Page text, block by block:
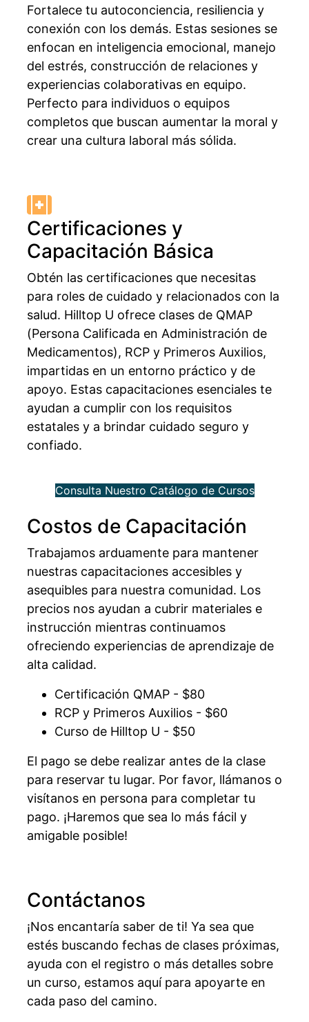
Fortalece tu autoconciencia, resiliencia y
conexión con los demás. Estas sesiones se
enfocan en inteligencia emocional, manejo
del estrés, construcción de relaciones y
experiencias colaborativas en equipo.
Perfecto para individuos o equipos
completos que buscan aumentar la moral y
crear una cultura laboral más sólida.
Certificaciones y
Capacitación Básica
Obtén las certificaciones que necesitas
para roles de cuidado y relacionados con la
salud. Hilltop U ofrece clases de QMAP
(Persona Calificada en Administración de
Medicamentos), RCP y Primeros Auxilios,
impartidas en un entorno práctico y de
apoyo. Estas capacitaciones esenciales te
ayudan a cumplir con los requisitos
estatales y a brindar cuidado seguro y
confiado.
Consulta Nuestro Catálogo de Cursos
Costos de Capacitación
Trabajamos arduamente para mantener
nuestras capacitaciones accesibles y
asequibles para nuestra comunidad. Los
precios nos ayudan a cubrir materiales e
instrucción mientras continuamos
ofreciendo experiencias de aprendizaje de
alta calidad.
Certificación QMAP - $80
RCP y Primeros Auxilios - $60
Curso de Hilltop U - $50
El pago se debe realizar antes de la clase
para reservar tu lugar. Por favor, llámanos o
visítanos en persona para completar tu
pago. ¡Haremos que sea lo más fácil y
amigable posible!
Contáctanos
¡Nos encantaría saber de ti! Ya sea que
estés buscando fechas de clases próximas,
ayuda con el registro o más detalles sobre
un curso, estamos aquí para apoyarte en
cada paso del camino.